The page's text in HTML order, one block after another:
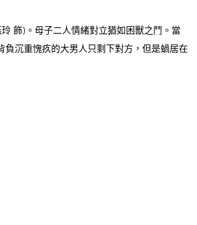
飾)。母子二人情緒對立猶如困獸之鬥。當
沉重愧疚的大男人只剩下對方，但是蝸居在